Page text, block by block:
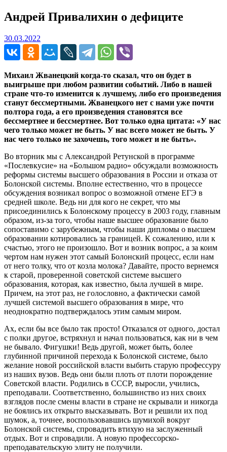
Андрей Привалихин о дефиците
30.03.2022
Михаил Жванецкий когда-то сказал, что он будет в
выигрыше при любом развитии событий. Либо в нашей
стране что-то изменится к лучшему, либо его произведения
станут бессмертными. Жванецкого нет с нами уже почти
полтора года, а его произведения становятся все
бессмертнее и бессмертнее. Вот только одна цитата: «У нас
чего только может не быть. У нас всего может не быть. У
нас чего только не захочешь, того может и не быть».
Во вторник мы с Александрой Ретунской в программе
«Послевкусие» на «Большом радио» обсуждали возможность
реформы системы высшего образования в России и отказа от
Болонской системы. Вполне естественно, что в процессе
обсуждения возникал вопрос о возможной отмене ЕГЭ в
средней школе. Ведь ни для кого не секрет, что мы
присоединились к Болонскому процессу в 2003 году, главным
образом, из-за того, чтобы наше высшее образование было
сопоставимо с зарубежным, чтобы наши дипломы о высшем
образовании котировались за границей. К сожалению, или к
счастью, этого не произошло. Вот и возник вопрос, а за коим
чертом нам нужен этот самый Болонский процесс, если нам
от него толку, что от козла молока? Давайте, просто вернемся
к старой, проверенной советской системе высшего
образования, которая, как известно, была лучшей в мире.
Причем, на этот раз, не голословно, а фактически самой
лучшей системой высшего образования в мире, что
неоднократно подтверждалось этим самым миром.
Ах, если бы все было так просто! Отказался от одного, достал
с полки другое, встряхнул и начал пользоваться, как ни в чем
не бывало. Фигушки! Ведь другой, может быть, более
глубинной причиной перехода к Болонской системе, было
желание новой российской власти выбить старую профессуру
из наших вузов. Ведь они были плоть от плоти порождение
Советской власти. Родились в СССР, выросли, учились,
преподавали. Соответственно, большинство из них своих
взглядов после смены власти в стране не скрывали и никогда
не боялись их открыто высказывать. Вот и решили их под
шумок, а, точнее, воспользовавшись шумихой вокруг
Болонской системы, спровадить втихую на заслуженный
отдых. Вот и спровадили. А новую профессорско-
преподавательскую элиту не получили.